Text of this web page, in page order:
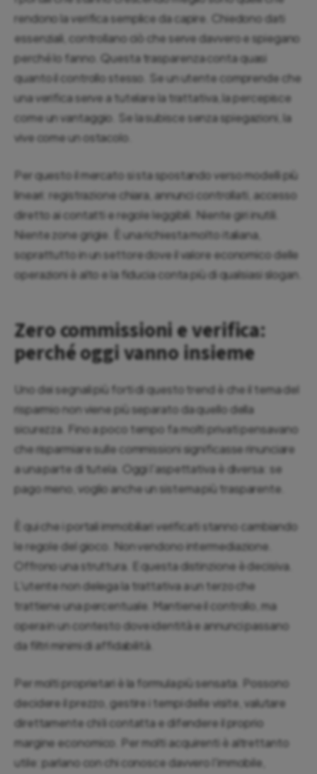
rendono la verifica semplice da capire. Chiedono dati
essenziali, controllano ciò che serve davvero e spiegano
perché lo fanno. Questa trasparenza conta quasi
quanto il controllo stesso. Se un utente comprende che
una verifica serve a tutelare la trattativa, la percepisce
come un vantaggio. Se la subisce senza spiegazioni, la
vive come un ostacolo.
Per questo il mercato si sta spostando verso modelli più
lineari: registrazione chiara, annunci controllati, accesso
diretto ai contatti e regole leggibili. Niente giri inutili.
Niente zone grigie. È una richiesta molto italiana,
soprattutto in un settore dove il valore economico delle
operazioni è alto e la fiducia conta più di qualsiasi slogan.
Zero commissioni e verifica:
perché oggi vanno insieme
Uno dei segnali più forti di questo trend è che il tema del
risparmio non viene più separato da quello della
sicurezza. Fino a poco tempo fa molti privati pensavano
che risparmiare sulle commissioni significasse rinunciare
a una parte di tutela. Oggi l'aspettativa è diversa: se
pago meno, voglio anche un sistema più trasparente.
È qui che i portali immobiliari verificati stanno cambiando
le regole del gioco. Non vendono intermediazione.
Offrono una struttura. E questa distinzione è decisiva.
L'utente non delega la trattativa a un terzo che
trattiene una percentuale. Mantiene il controllo, ma
opera in un contesto dove identità e annunci passano
da filtri minimi di affidabilità.
Per molti proprietari è la formula più sensata. Possono
decidere il prezzo, gestire i tempi delle visite, valutare
direttamente chi li contatta e difendere il proprio
margine economico. Per molti acquirenti è altrettanto
utile: parlano con chi conosce davvero l'immobile,